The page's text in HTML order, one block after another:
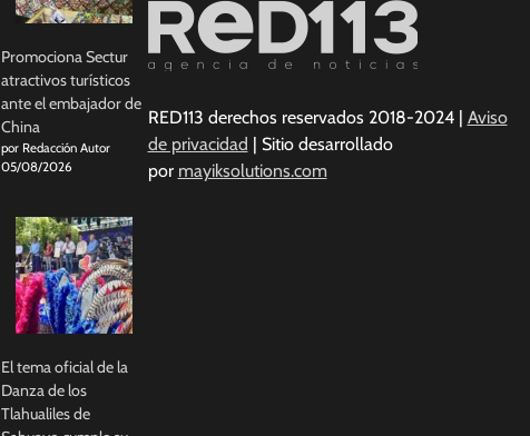
Promociona Sectur
atractivos turísticos
ante el embajador de
China
por Redacción Autor
05/08/2026
El tema oficial de la
Danza de los
Tlahualiles de
RED113 derechos reservados 2018-2024 | Aviso
de privacidad | Sitio desarrollado
por mayiksolutions.com